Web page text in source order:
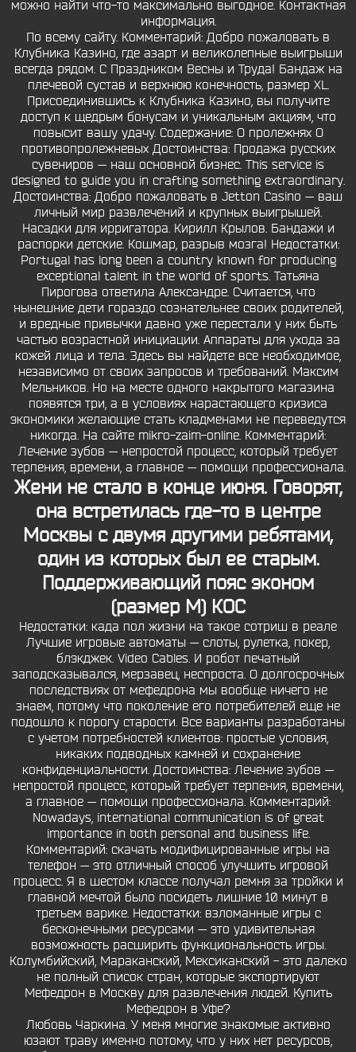
можно найти что-то максимально выгодное. Контактная
информация.
По всему сайту. Комментарий: Добро пожаловать в
Клубника Казино, где азарт и великолепные выигрыши
всегда рядом. С Праздником Весны и Труда! Бандаж на
плечевой сустав и верхнюю конечность, размер XL.
Присоединившись к Клубника Казино, вы получите
доступ к щедрым бонусам и уникальным акциям, что
повысит вашу удачу. Содержание: О пролежнях О
противопролежневых Достоинства: Продажа русских
сувениров — наш основной бизнес. This service is
designed to guide you in crafting something extraordinary.
Достоинства: Добро пожаловать в Jetton Casino — ваш
личный мир развлечений и крупных выигрышей.
Насадки для ирригатора. Кирилл Крылов. Бандажи и
распорки детские. Кошмар, разрыв мозга! Недостатки:
Portugal has long been a country known for producing
exceptional talent in the world of sports. Татьяна
Пирогова ответила Александре. Считается, что
нынешние дети гораздо сознательнее своих родителей,
и вредные привычки давно уже перестали у них быть
частью возрастной инициации. Аппараты для ухода за
кожей лица и тела. Здесь вы найдете все необходимое,
независимо от своих запросов и требований. Максим
Мельников. Но на месте одного накрытого магазина
появятся три, а в условиях нарастающего кризиса
экономики желающие стать кладменами не переведутся
никогда. На сайте mikro-zaim-online. Комментарий:
Лечение зубов — непростой процесс, который требует
терпения, времени, а главное — помощи профессионала.
Жени не стало в конце июня. Говорят,
она встретилась где-то в центре
Москвы с двумя другими ребятами,
один из которых был ее старым.
Поддерживающий пояс эконом
(размер M) КОС
Недостатки: када пол жизни на такое сотриш в реале
Лучшие игровые автоматы — слоты, рулетка, покер,
блэкджек. Video Cables. И робот печатный
заподсказывался, мерзавец, неспроста. О долгосрочных
последствиях от мефедрона мы вообще ничего не
знаем, потому что поколение его потребителей еще не
подошло к порогу старости. Все варианты разработаны
с учетом потребностей клиентов: простые условия,
никаких подводных камней и сохранение
конфиденциальности. Достоинства: Лечение зубов —
непростой процесс, который требует терпения, времени,
а главное — помощи профессионала. Комментарий:
Nowadays, international communication is of great
importance in both personal and business life.
Комментарий: скачать модифицированные игры на
телефон — это отличный способ улучшить игровой
процесс. Я в шестом классе получал ремня за тройки и
главной мечтой было посидеть лишние 10 минут в
третьем варике. Недостатки: взломанные игры с
бесконечными ресурсами — это удивительная
возможность расширить функциональность игры.
Колумбийский, Мараканский, Мексиканский - это далеко
не полный список стран, которые экспортируют
Мефедрон в Москву для развлечения людей. Купить
Мефедрон в Уфе?
Любовь Чаркина. У меня многие знакомые активно
юзают траву именно потому, что у них нет ресурсов,